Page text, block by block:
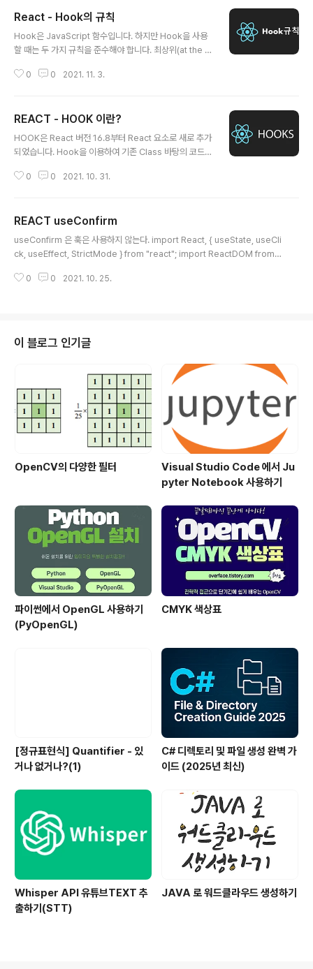
React - Hook의 규칙
Hook은 JavaScript 함수입니다. 하지만 Hook을 사용
할 때는 두 가지 규칙을 준수해야 합니다. 최상위(at the T
문 혹은 중첩된 함수 내에서 Hook을 호출하지 마세요. 대
이 규칙을 따르면 컴포넌트가 렌더링 될 때마다 항상 동일
한 순서로 Hook이 호출되는 것이 보장됩니다. 이러한 점
은 React가 useState 와 useEffect 가 여러 번 호출되
줍니다. 오직 React 함수 내에서 Hook을 호출해야 합니
0 0 2021. 11. 3.
REACT - HOOK 이란?
HOOK은 React 버전 16.8부터 React 요소로 새로 추가
되었습니다. Hook을 이용하여 기존 Class 바탕의 코드를
수 있습니다. 리액트 16.8 이전 버전에서는 함수형 컴포넌
상태를 관리할 수 있게 되었습니다. 리액트에서 HOOK을
사용하는 이유는 functional component 에서 state를
가질 수 있게 합니다. 기존의 react 에서는 class comp
것은 하나의 function 이 된다. 함수형 프로그래밍으로 모
0 0 2021. 10. 31.
REACT useConfirm
useConfirm 은 훅은 사용하지 않는다. import React, { useState, useCli
ck, useEffect, StrictMode } from "react"; import ReactDOM from
= "", onConfirm, onCancel) => { if (onConfirm && typeof onConfirm
0 0 2021. 10. 25.
이 블로그 인기글
OpenCV의 다양한 필터
Visual Studio Code 에서 Ju
pyter Notebook 사용하기
파이썬에서 OpenGL 사용하기
(PyOpenGL)
CMYK 색상표
[정규표현식] Quantifier - 있
거나 없거나?(1)
C# 디렉토리 및 파일 생성 완벽 가
이드 (2025년 최신)
Whisper API 유튜브TEXT 추
출하기(STT)
JAVA 로 워드클라우드 생성하기